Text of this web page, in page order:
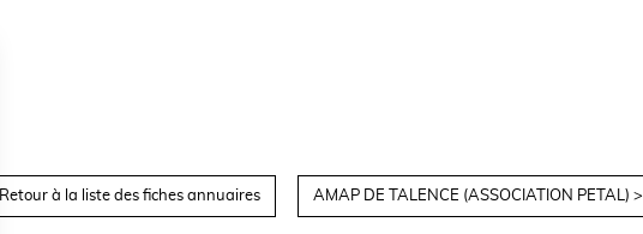
Retour à la liste des fiches annuaires AMAP DE TALENCE (ASSOCIATION PETAL) >